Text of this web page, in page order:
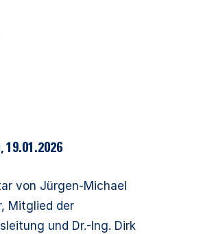
, 19.01.2026
von Jürgen-Michael
Mitglied der
und Dr.-Ing. Dirk